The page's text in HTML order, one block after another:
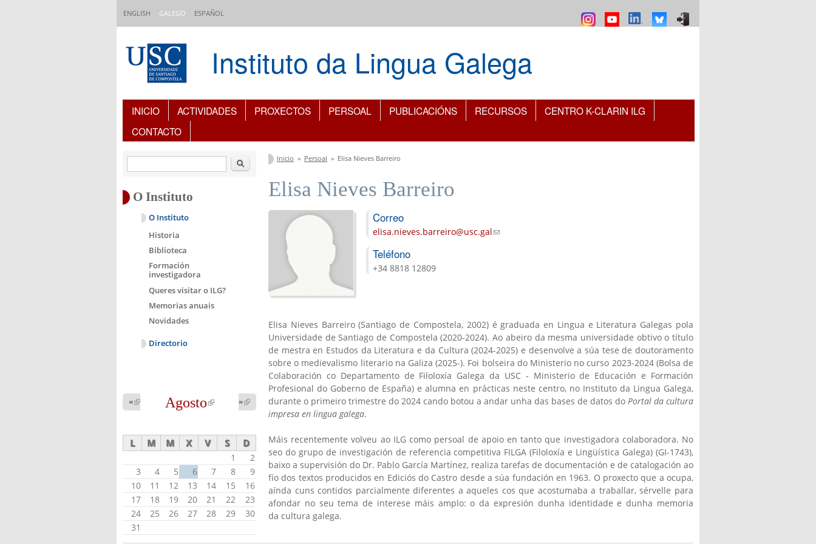
ENGLISH GALEGO ESPAÑOL
Instituto da Lingua Galega
Índice de contidos
INICIO ACTIVIDADES PROXECTOS PERSOAL PUBLICACIÓNS RECURSOS
CENTRO K-CLARIN ILG
CONTACTO
Vostede está aquí
Inicio » Persoal » Elisa Nieves Barreiro
Elisa Nieves Barreiro
Correo
elisa.nieves.barreiro@usc.gal(link sends e-mail)
Teléfono
+34 8818 12809
Elisa Nieves Barreiro (Santiago de Compostela, 2002) é graduada en Lingua e Literatura Galegas pola
Universidade de Santiago de Compostela (2020-2024). Ao abeiro da mesma universidade obtivo o título
de mestra en Estudos da Literatura e da Cultura (2024-2025) e desenvolve a súa tese de doutoramento
sobre o medievalismo literario na Galiza (2025-). Foi bolseira do Ministerio no curso 2023-2024 (Bolsa de
Colaboración co Departamento de Filoloxía Galega da USC - Ministerio de Educación e Formación
Profesional do Goberno de España) e alumna en prácticas neste centro, no Instituto da Lingua Galega,
durante o primeiro trimestre do 2024 cando botou a andar unha das bases de datos do Portal da cultura
impresa en lingua galega.
Máis recentemente volveu ao ILG como persoal de apoio en tanto que investigadora colaboradora. No
seo do grupo de investigación de referencia competitiva FILGA (Filoloxía e Lingüística Galega) (GI-1743),
baixo a supervisión do Dr. Pablo García Martínez, realiza tarefas de documentación e de catalogación ao
fío dos textos producidos en Ediciós do Castro desde a súa fundación en 1963. O proxecto que a ocupa,
aínda cuns contidos parcialmente diferentes a aqueles cos que acostumaba a traballar, sérvelle para
afondar no seu tema de interese máis amplo: o da expresión dunha identidade e dunha memoria
da cultura galega.
Buscar
O Instituto
O Instituto
Historia
Biblioteca
Formación
investigadora
Queres visitar o ILG?
Memorias anuais
Novidades
Directorio
Agosto (link is
«
external)
»
(link is
external)
L M M X V S D
1
2
3
4 5 6 7 8
9
10
11 12 13 14 15
16
17
18 19 20 21 22
23
24
25 26 27 28 29
30
31